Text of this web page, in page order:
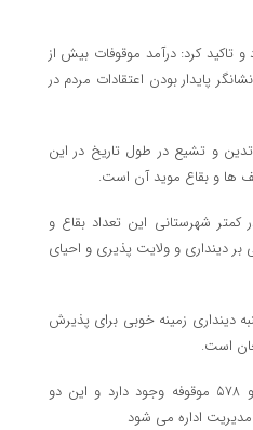
تاکید کرد: درآمد موقوفات بیش از
داریم که نشانگر پایدار بودن اعتقادات مردم در
و تشیع در طول تاریخ در این
ها و بقاع موید آن است.
وجود دارد، متذکر شد: در کمتر شهرستانی این تعداد بقاع و
و ۵۷۸ موقوفه داریم که گواهی بر دینداری و ولایت پذیری و احیای
دینداری زمینه خوبی برای پذیرش
است.
به گزارش لاهیج دیلم، در شهرستان های سیاهکل و لاهیجان ۱۶۹ بقعه متبرکه و ۵۷۸ موقوفه وجود دارد و این دو